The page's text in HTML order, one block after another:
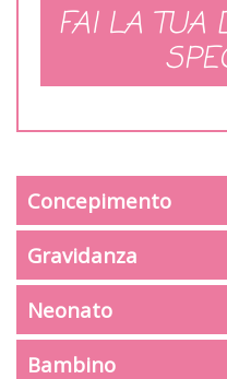
FAI LA TUA
Concepimento
Gravidanza
Neonato
Bambino